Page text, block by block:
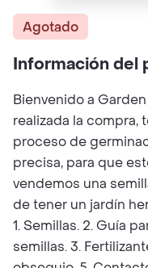
Agotado
Información del
Bienvenido a
realizada la compra,
proceso de
precisa, para que
vendemos una
de tener un jardín
1. Semillas. 2. Guía
semillas. 3.